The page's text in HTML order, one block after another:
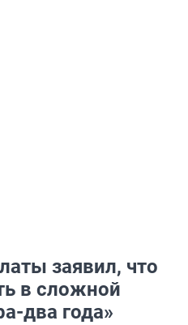
заявил, что
в сложной
два года»